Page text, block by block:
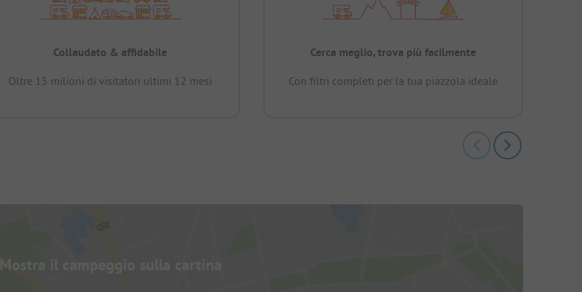
Collaudato & affidabile
Oltre 15 milioni di visitatori ultimi 12 mesi
Cerca meglio, trova più facilmente
Con filtri completi per la tua piazzola ideale
Mostra il campeggio sulla cartina